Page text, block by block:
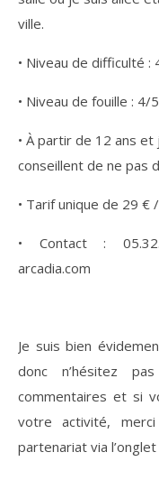
ville.
• Niveau de difficulté :
• Niveau de fouille : 4/5
• À partir de 12 ans et
conseillent de ne pas
• Tarif unique de 29 €
• Contact :
arcadia.com
Je suis bien
donc n’hésitez
commentaires et si
votre activité,
partenariat via l’onglet